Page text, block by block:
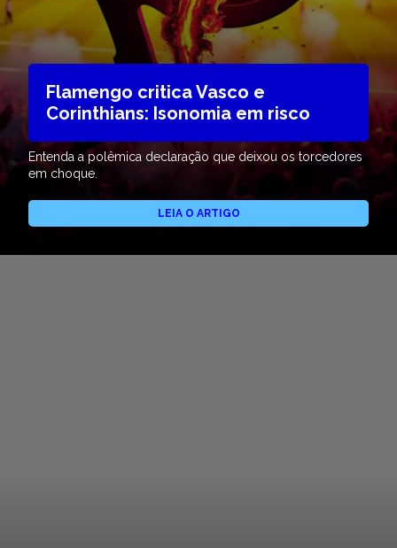
Flamengo critica Vasco e
Corinthians: Isonomia em risco
Entenda a polêmica declaração que deixou os torcedores
em choque.
LEIA O ARTIGO